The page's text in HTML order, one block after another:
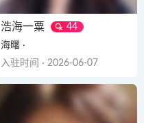
浩海一粟
44
海曙 ·
入驻时间 · 2026-06-07